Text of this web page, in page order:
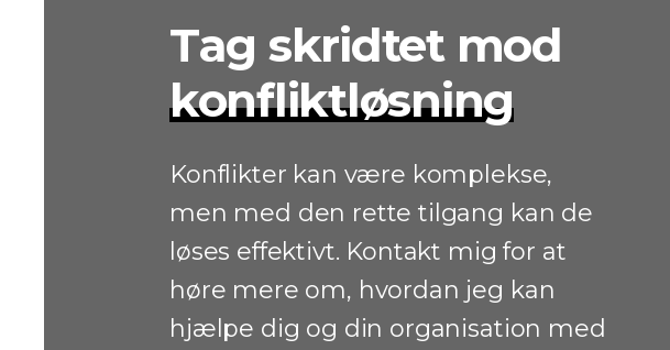
Tag skridtet mod
konfliktløsning
Konflikter kan være komplekse,
men med den rette tilgang kan de
løses effektivt. Kontakt mig for at
høre mere om, hvordan jeg kan
hjælpe dig og din organisation med